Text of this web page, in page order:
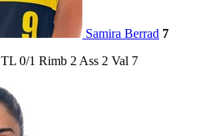
Samira Berrad 7
TL 0/1 Rimb 2 Ass 2 Val 7